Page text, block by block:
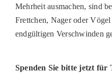
Mehrheit ausmachen, sind
Frettchen, Nager oder
endgültigen Verschwinden
Spenden Sie bitte jetzt für